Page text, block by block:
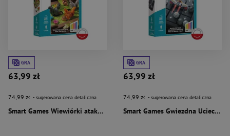
GRA
63,99 zł
74,99 zł - sugerowana cena detaliczna
Smart Games Wiewiórki atakują
GRA
63,99 zł
74,99 zł - sugerowana cena detaliczna
Smart Games Gwiezdna Ucieczka